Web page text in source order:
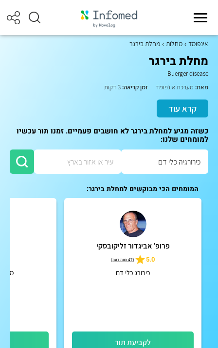
אינפומד מחלות מחלת בירגר
מחלת בירגר
Buerger disease
מאת: מערכת אינפומד זמן קריאה:
קרא עוד
כשזה מגיע למחלת בירגר לא חושבים פעמיים. זמנו תור עכשיו
למומחים שלנו:
המומחים הכי מבוקשים למחלת בירגר:
פרופ' אביגדור זליקובסקי
5.0
(47 חוות דעת )
כירורג כלי דם
לקביעת תור